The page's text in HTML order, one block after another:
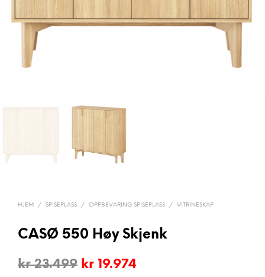
HJEM / SPISEPLASS / OPPBEVARING SPISEPLASS / VITRINESKAP
CASØ 550 Høy Skjenk
kr23.499 Opprinnelig
kr 19.974